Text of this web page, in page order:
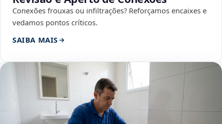
Conexões frouxas ou infiltrações? Reforçamos encaixes e
vedamos pontos críticos.
SAIBA MAIS